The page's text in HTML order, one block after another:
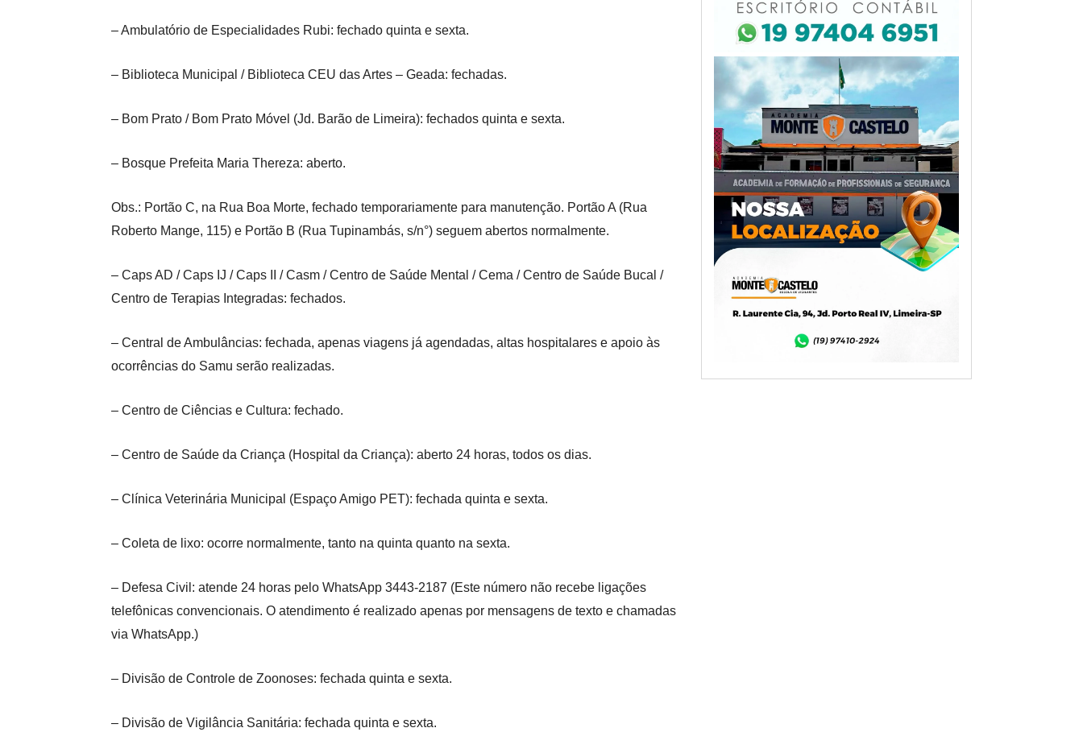
– Ambulatório de Especialidades Rubi: fechado quinta e sexta.
– Biblioteca Municipal / Biblioteca CEU das Artes – Geada: fechadas.
– Bom Prato / Bom Prato Móvel (Jd. Barão de Limeira): fechados quinta e sexta.
– Bosque Prefeita Maria Thereza: aberto.
Obs.: Portão C, na Rua Boa Morte, fechado temporariamente para manutenção. Portão A (Rua
Roberto Mange, 115) e Portão B (Rua Tupinambás, s/n°) seguem abertos normalmente.
– Caps AD / Caps IJ / Caps II / Casm / Centro de Saúde Mental / Cema / Centro de Saúde Bucal /
Centro de Terapias Integradas: fechados.
– Central de Ambulâncias: fechada, apenas viagens já agendadas, altas hospitalares e apoio às
ocorrências do Samu serão realizadas.
– Centro de Ciências e Cultura: fechado.
– Centro de Saúde da Criança (Hospital da Criança): aberto 24 horas, todos os dias.
– Clínica Veterinária Municipal (Espaço Amigo PET): fechada quinta e sexta.
– Coleta de lixo: ocorre normalmente, tanto na quinta quanto na sexta.
– Defesa Civil: atende 24 horas pelo WhatsApp 3443-2187 (Este número não recebe ligações
telefônicas convencionais. O atendimento é realizado apenas por mensagens de texto e chamadas
via WhatsApp.)
– Divisão de Controle de Zoonoses: fechada quinta e sexta.
– Divisão de Vigilância Sanitária: fechada quinta e sexta.